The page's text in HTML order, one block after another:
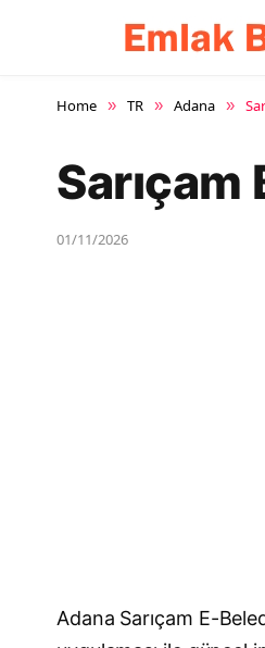
Home » TR » Adana »
01/11/2026
Adana Sarıçam E-